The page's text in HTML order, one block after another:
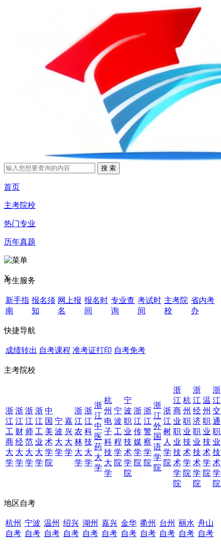
首页
主考院校
热门专业
历年真题
X
考生服务
新手指
南
报名须
知
网上报
名
报名时
间
专业查
询
考试时
间
主考院
校
省内考
办
快捷导航
成绩转出 自考课程 准考证打印 自考免考
主考院校
浙
江
工
商
大
学
浙
江
财
经
大
学
浙
江
师
范
大
学
浙
江
工
业
大
学
中
国
美
术
学
院
宁
波
大
学
嘉
兴
大
学
浙
江
农
林
大
学
浙
江
科
技
大
学
浙
江
中
医
药
大
学
杭
州
电
子
科
技
大
学
宁
波
工
程
学
院
宁
波
职
业
技
术
学
院
浙
江
传
媒
学
院
浙
江
警
察
学
院
浙
江
外
国
语
学
院
浙
江
树
人
学
院
浙
江
商
业
职
业
技
术
学
院
杭
州
职
业
技
术
学
院
浙
江
经
济
职
业
技
术
学
院
温
州
职
业
技
术
学
院
浙
江
交
通
职
业
技
术
学
院
地区自考
杭州
自考
宁波
自考
温州
自考
绍兴
自考
湖州
自考
嘉兴
自考
金华
自考
衢州
自考
台州
自考
丽水
自考
舟山
自考